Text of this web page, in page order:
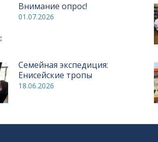
Внимание опрос!
01.07.2026
Семейная экспедиция:
Енисейские тропы
18.06.2026